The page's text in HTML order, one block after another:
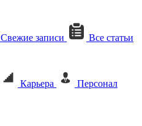
Свежие записи Все статьи
Карьера
Персонал